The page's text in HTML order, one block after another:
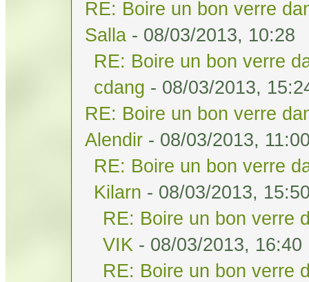
RE: Boire un bon verre
Salla - 08/03/2013, 10:28
RE: Boire un bon verre
cdang - 08/03/2013,
RE: Boire un bon verre
Alendir - 08/03/2013,
RE: Boire un bon verre
Kilarn - 08/03/2013,
RE: Boire un bon verre
VIK - 08/03/2013, 16:40
RE: Boire un bon verre